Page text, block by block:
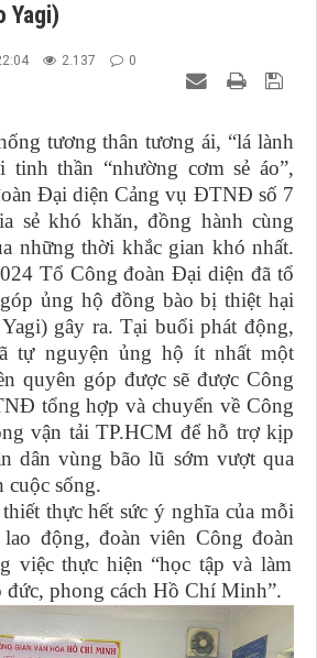
Yagi)
2.137 0
tương thân tương ái, “lá lành
tinh thần “nhường cơm sẻ áo”,
Đại diện Cảng vụ ĐTNĐ số 7
sẻ khó khăn, đồng hành cùng
những thời khắc gian khó nhất.
Tổ Công đoàn Đại diện đã tổ
ủng hộ đồng bào bị thiệt hại
gây ra.Tại buổi phát động,
tự nguyện ủng hộ ít nhất một
quyên góp được sẽ được Công
tổng hợp và chuyển về Công
vận tải TP.HCM để hỗ trợ kịp
dân vùng bão lũ sớm vượt qua
cuộc sống.
thực hết sức ý nghĩa của mỗi
động, đoàn viên Công đoàn
việc thực hiện “học tập và làm
đức, phong cách Hồ Chí Minh”.